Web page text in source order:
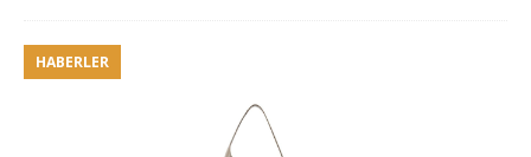
HABERLER